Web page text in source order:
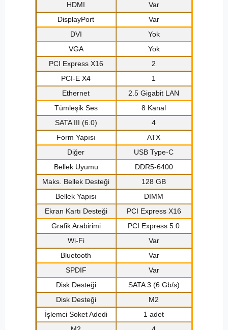
HDMI
Var
DisplayPort
Var
DVI
Yok
VGA
Yok
PCI Express X16
2
PCI-E X4
1
Ethernet
2.5 Gigabit LAN
Tümleşik Ses
8 Kanal
SATA III (6.0)
4
Form Yapısı
ATX
Diğer
USB Type-C
Bellek Uyumu
DDR5-6400
Maks. Bellek Desteği
128 GB
Bellek Yapısı
DIMM
Ekran Kartı Desteği
PCI Express X16
Grafik Arabirimi
PCI Express 5.0
Wi-Fi
Var
Bluetooth
Var
SPDIF
Var
Disk Desteği
SATA 3 (6 Gb/s)
Disk Desteği
M2
İşlemci Soket Adedi
1 adet